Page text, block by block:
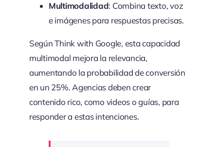
Multimodalidad: Combina texto, voz
e imágenes para respuestas precisas.
Según Think with Google, esta capacidad
multimodal mejora la relevancia,
aumentando la probabilidad de conversión
en un 25%. Agencias deben crear
contenido rico, como videos o guías, para
responder a estas intenciones.